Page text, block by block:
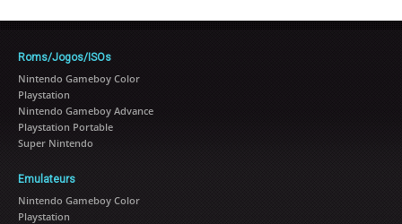
Roms/Jogos/ISOs
Nintendo Gameboy Color
Playstation
Nintendo Gameboy Advance
Playstation Portable
Super Nintendo
Emulateurs
Nintendo Gameboy Color
Playstation